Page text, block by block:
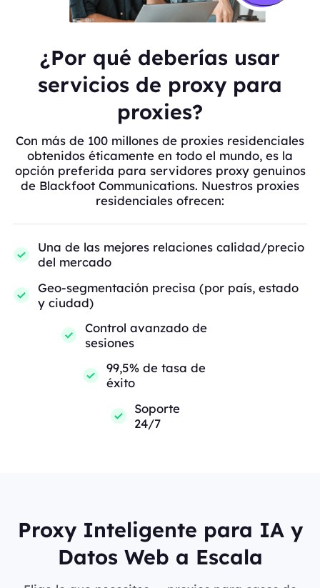
¿Por qué deberías usar
servicios de proxy para
proxies?
Con más de 100 millones de proxies residenciales
obtenidos éticamente en todo el mundo, es la
opción preferida para servidores proxy genuinos
de Blackfoot Communications. Nuestros proxies
residenciales ofrecen:
Una de las mejores relaciones calidad/precio
del mercado
Geo-segmentación precisa (por país, estado
y ciudad)
Control avanzado de
sesiones
99,5% de tasa de
éxito
Soporte
24/7
Proxy Inteligente para IA y
Datos Web a Escala